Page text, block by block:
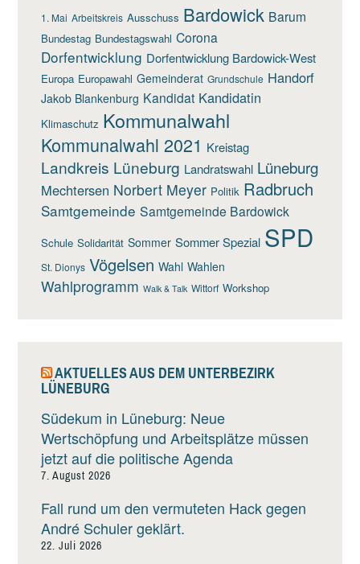
1. Mai Arbeitskreis Ausschuss Bardowick Barum
Bundestag Bundestagswahl Corona
Dorfentwicklung Dorfentwicklung Bardowick-West
Europa Europawahl Gemeinderat Grundschule Handorf
Jakob Blankenburg Kandidat Kandidatin
Klimaschutz Kommunalwahl
Kommunalwahl 2021 Kreistag
Landkreis Lüneburg Landratswahl Lüneburg
Mechtersen Norbert Meyer Politik Radbruch
Samtgemeinde Samtgemeinde Bardowick
Schule Solidarität Sommer Sommer Spezial SPD
St. Dionys Vögelsen Wahl Wahlen
Wahlprogramm Walk & Talk Wittorf Workshop
AKTUELLES AUS DEM UNTERBEZIRK
LÜNEBURG
Südekum in Lüneburg: Neue
Wertschöpfung und Arbeitsplätze müssen
jetzt auf die politische Agenda
7. August 2026
Fall rund um den vermuteten Hack gegen
André Schuler geklärt.
22. Juli 2026